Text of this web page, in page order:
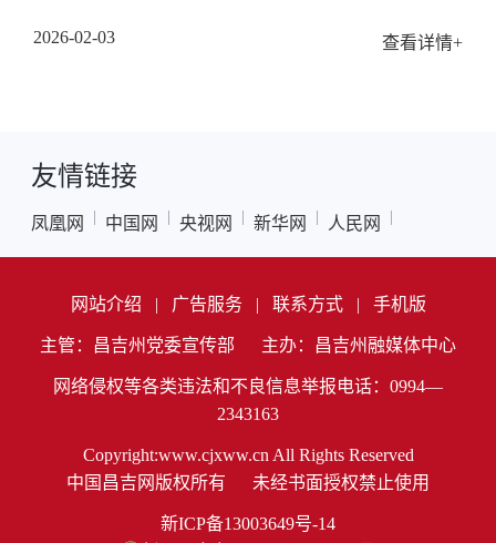
2026-02-03 查看详情+
友情链接
凤凰网 中国网 央视网 新华网 人民网
网站介绍 | 广告服务 | 联系方式 | 手机版
主管：昌吉州党委宣传部 主办：昌吉州融媒体中心
网络侵权等各类违法和不良信息举报电话：0994—
2343163
Copyright:www.cjxww.cn All Rights Reserved
中国昌吉网版权所有
未经书面授权禁止使用
新ICP备13003649号-14